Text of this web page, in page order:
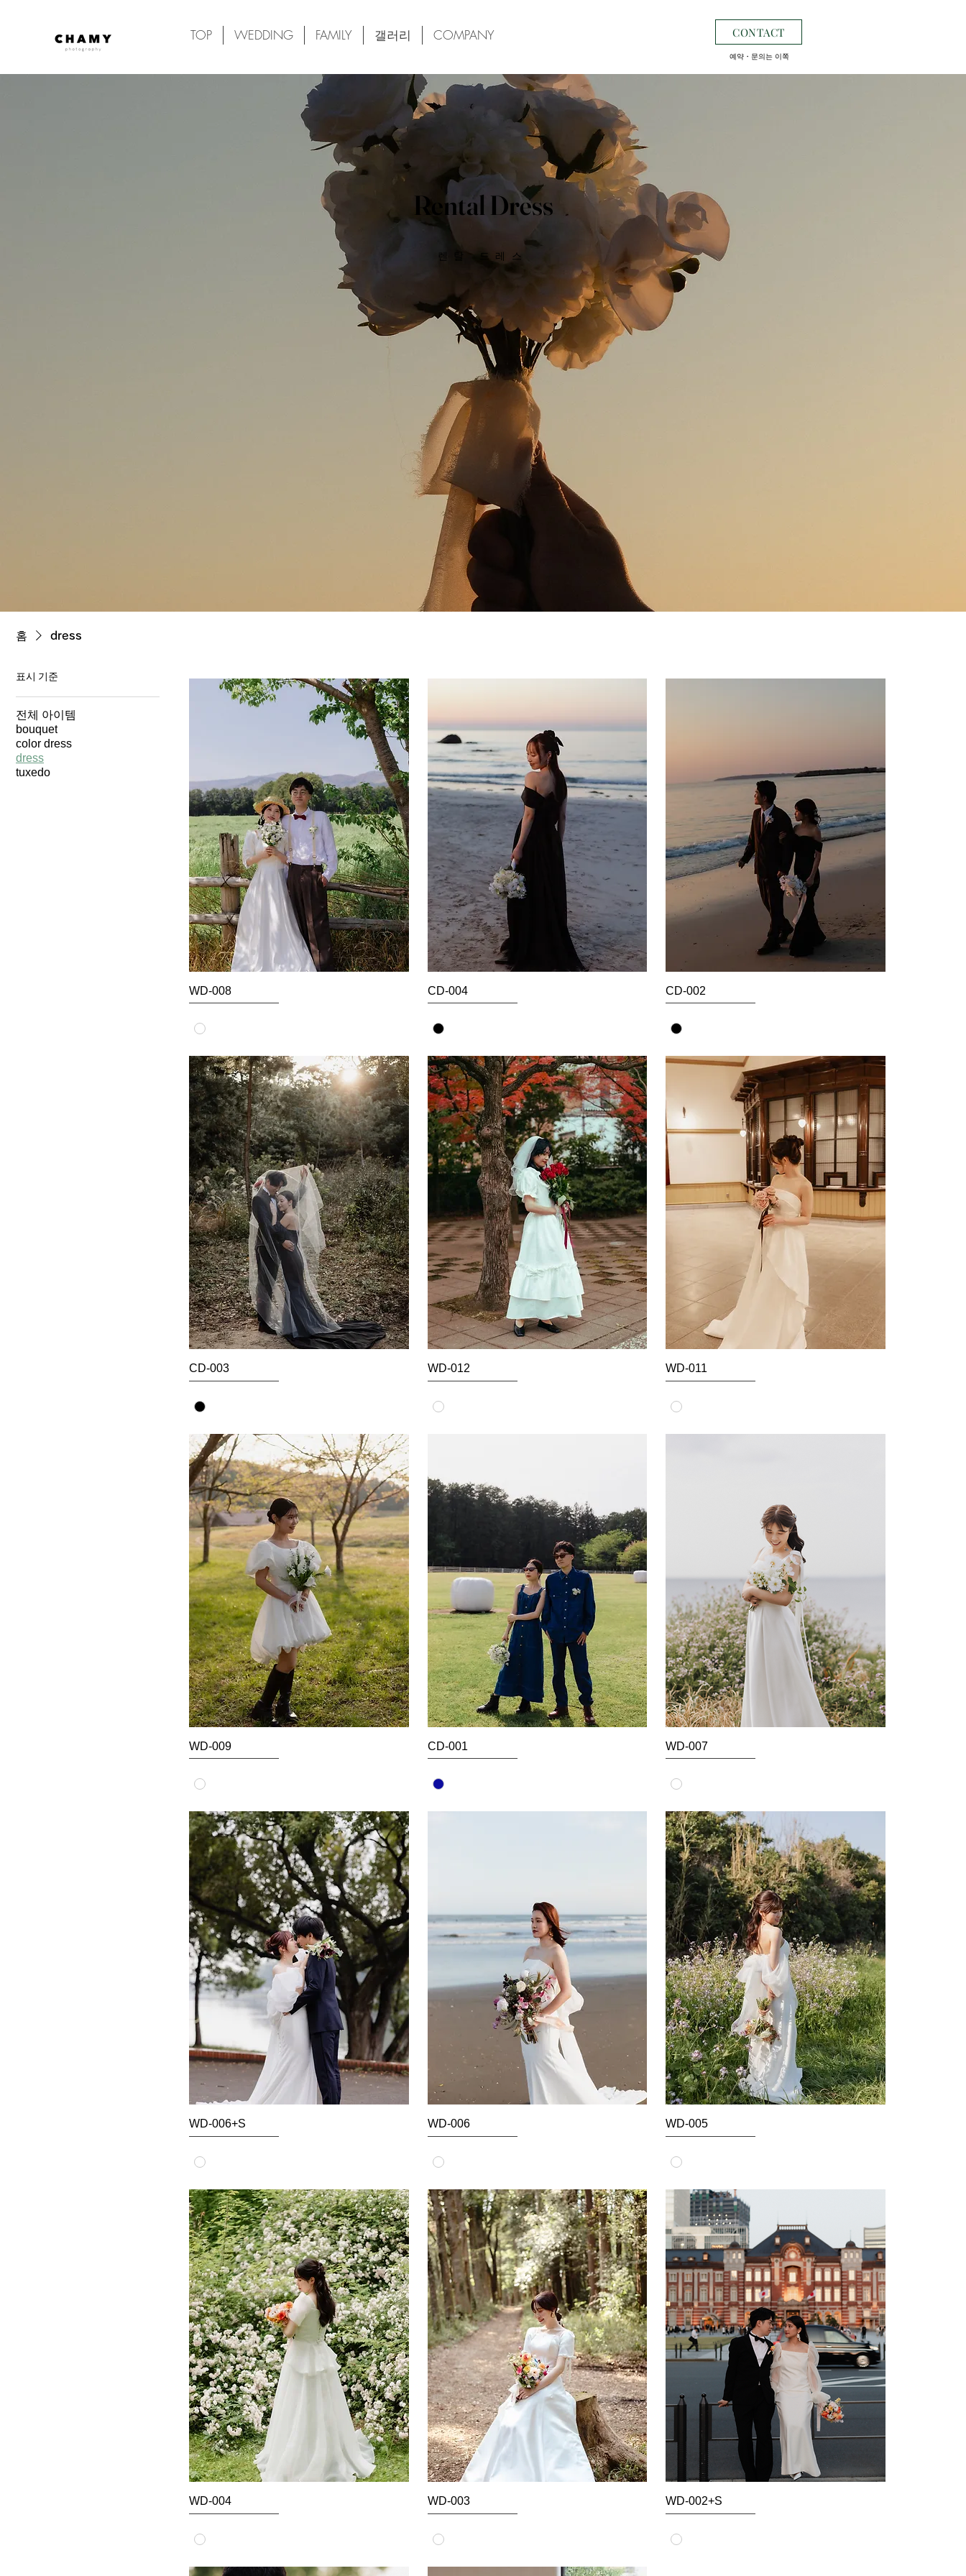
TOP WEDDING FAMILY 갤러리 COMPANY CONTACT
예약・문의는 이쪽
Rental Dress
렌탈 드레스
홈 dress
표시 기준
전체 아이템
bouquet
color dress
dress
tuxedo
WD-008 CD-004 CD-002
CD-003 WD-012 WD-011
WD-009 CD-001 WD-007
WD-006+S WD-006 WD-005
WD-004 WD-003 WD-002+S